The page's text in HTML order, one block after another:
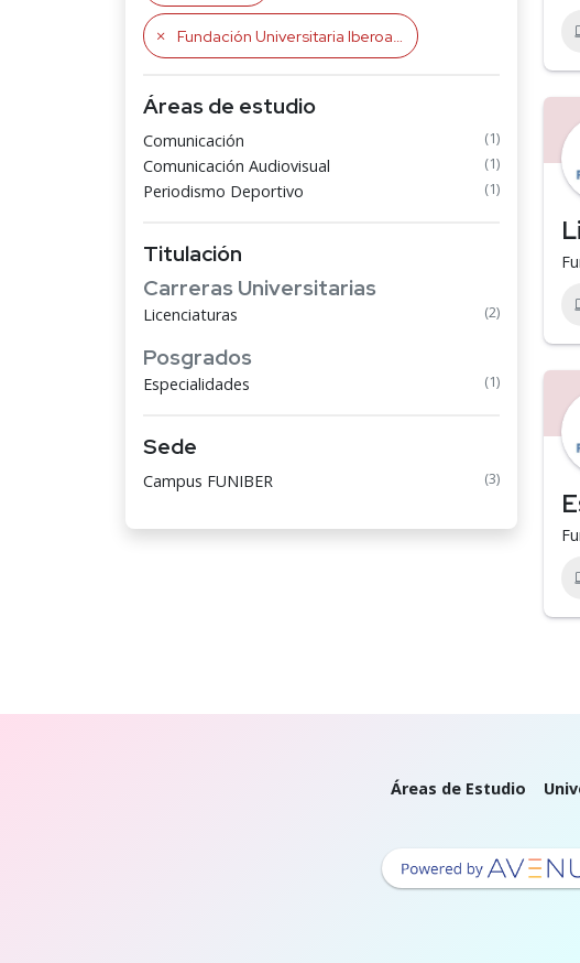
Fundación Universitaria Iberoamericana
Áreas de estudio
Comunicación (1)
Comunicación Audiovisual (1)
Periodismo Deportivo (1)
Titulación
Carreras Universitarias
Licenciaturas (2)
Posgrados
Especialidades (1)
Sede
Campus FUNIBER (3)
Áreas de Estudio